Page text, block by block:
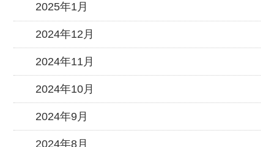
2025年1月
2024年12月
2024年11月
2024年10月
2024年9月
2024年8月